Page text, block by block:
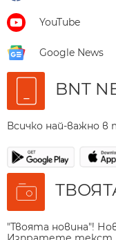
YouTube
Google News
BNT
Всичко най-важно
"Твоята новина"!